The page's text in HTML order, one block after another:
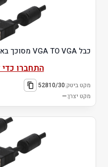
כבל VGA TO VGA מסוכך באורך 30 מטר
התחברו
מקט ביטק:52810/30
מקט יצרן:—